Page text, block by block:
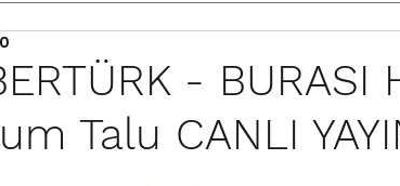
- BURASI
Talu CANLI